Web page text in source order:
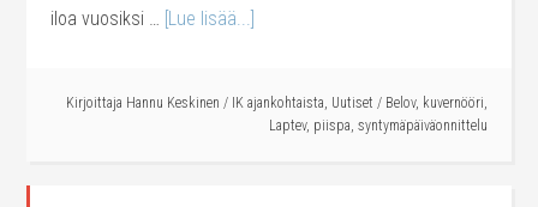
iloa vuosiksi … [Lue lisää...]
Kirjoittaja Hannu Keskinen / IK ajankohtaista, Uutiset / Belov, kuvernööri,
Laptev, piispa, syntymäpäiväonnittelu